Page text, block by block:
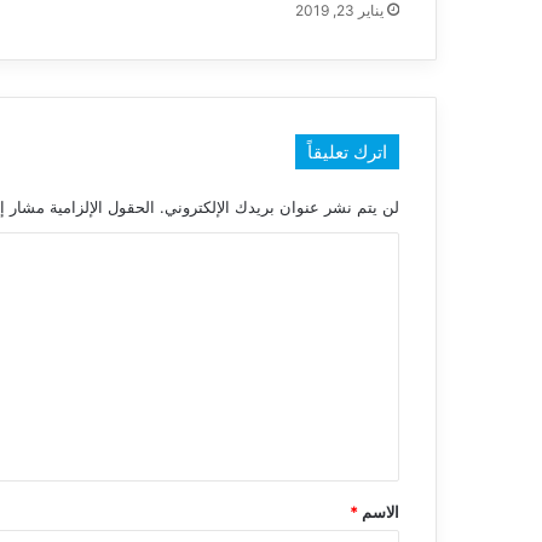
يناير 23, 2019
اترك تعليقاً
لن يتم نشر عنوان بريدك الإلكتروني. الحقول الإلزامية مشار
*
الاسم *